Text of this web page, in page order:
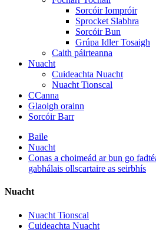
Sorcóir Iompróir
Sprocket Slabhra
Sorcóir Bun
Grúpa Idler Tosaigh
Caith páirteanna
Nuacht
Cuideachta Nuacht
Nuacht Tionscal
CCanna
Glaoigh orainn
Sorcóir Barr
Baile
Nuacht
Conas a choimeád ar bun go
gabhálais ollscartaire as seirbhís
Nuacht
Nuacht Tionscal
Cuideachta Nuacht